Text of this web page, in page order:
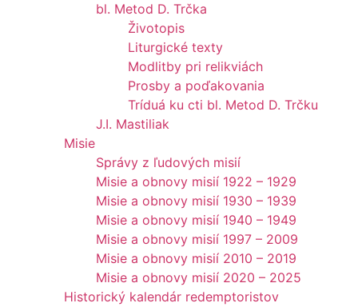
bl. Metod D. Trčka
Životopis
Liturgické texty
Modlitby pri relikviách
Prosby a poďakovania
Tríduá ku cti bl. Metod D. Trčku
J.I. Mastiliak
Misie
Správy z ľudových misií
Misie a obnovy misií 1922 – 1929
Misie a obnovy misií 1930 – 1939
Misie a obnovy misií 1940 – 1949
Misie a obnovy misií 1997 – 2009
Misie a obnovy misií 2010 – 2019
Misie a obnovy misií 2020 – 2025
Historický kalendár redemptoristov